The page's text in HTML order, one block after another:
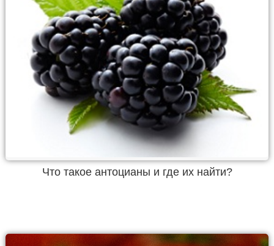
Что такое антоцианы и где их найти?